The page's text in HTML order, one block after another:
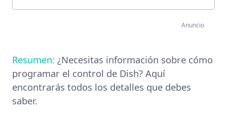
Anuncio
Resumen: ¿Necesitas información sobre cómo
programar el control de Dish? Aquí
encontrarás todos los detalles que debes
saber.